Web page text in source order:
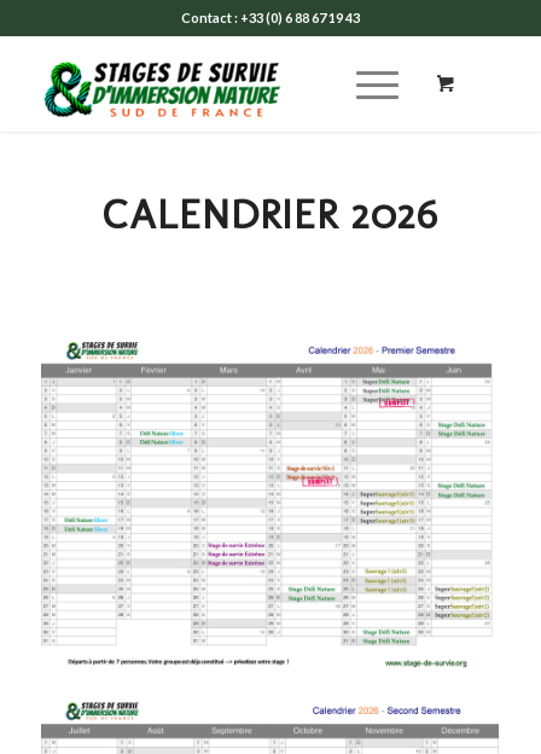
Contact : +33 (0) 6 88 67 19 43
CALENDRIER 2026